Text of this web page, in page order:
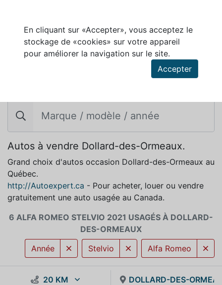
En cliquant sur «Accepter», vous acceptez le
stockage de «cookies» sur votre appareil
pour améliorer la navigation sur le site.
Accepter
ALFA ROMEO STELVIO 2021 À VENDRE À
Autos à vendre Dollard-des-Ormeaux.
Grand choix d'autos occasion Dollard-des-Ormeaux au
Québec.
http://Autoexpert.ca - Pour acheter, louer ou vendre
gratuitement une auto usagée au Canada.
6 ALFA ROMEO STELVIO 2021 USAGÉS À DOLLARD-
DES-ORMEAUX
Alfa Romeo
Stelvio
Année
20 KM DOLLARD-DES-